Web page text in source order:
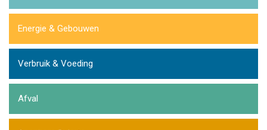
Energie & Gebouwen
Verbruik & Voeding
Afval